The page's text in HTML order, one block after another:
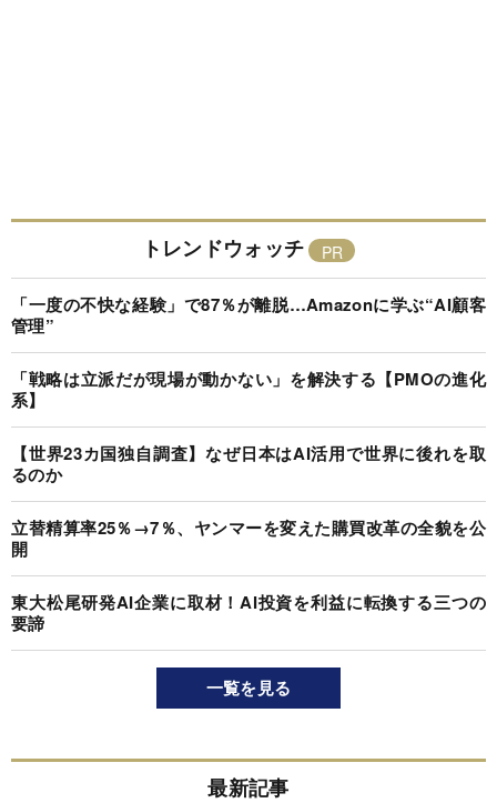
トレンドウォッチ
「一度の不快な経験」で87％が離脱…Amazonに学ぶ“AI顧客
管理”
「戦略は立派だが現場が動かない」を解決する【PMOの進化
系】
【世界23カ国独自調査】なぜ日本はAI活用で世界に後れを取
るのか
立替精算率25％→7％、ヤンマーを変えた購買改革の全貌を公
開
東大松尾研発AI企業に取材！AI投資を利益に転換する三つの
要諦
一覧を見る
最新記事